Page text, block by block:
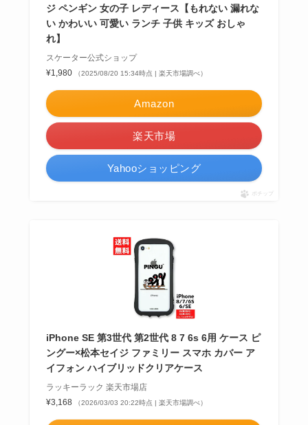
ジ ペンギン 女の子 レディース【もれない 漏れな
い かわいい 可愛い ランチ 子供 キッズ おしゃ
れ】
スケーター公式ショップ
¥1,980
（2025/08/20 15:34時点 | 楽天市場調べ）
Amazon
楽天市場
Yahooショッピング
ポチップ
iPhone SE 第3世代 第2世代 8 7 6s 6用 ケース ピ
ングー×松本セイジ ファミリー スマホ カバー ア
イフォン ハイブリッドクリアケース
ラッキーラック 楽天市場店
¥3,168
（2026/03/03 20:22時点 | 楽天市場調べ）